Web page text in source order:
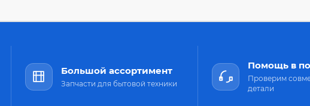
Большой ассортимент
Запчасти для бытовой техники
Помощь в
Проверим
детали